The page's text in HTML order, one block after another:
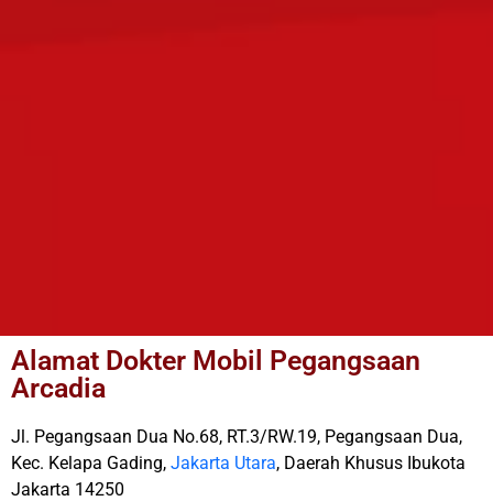
Alamat Dokter Mobil Pegangsaan
Arcadia
Jl. Pegangsaan Dua No.68, RT.3/RW.19, Pegangsaan Dua,
Kec. Kelapa Gading, Jakarta Utara, Daerah Khusus Ibukota
Jakarta 14250